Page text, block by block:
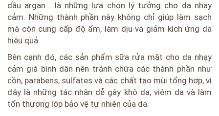
dầu argan… là những lựa chọn lý tưởng cho da nhạy
cảm. Những thành phần này không chỉ giúp làm sạch
mà còn cung cấp độ ẩm, làm dịu và giảm kích ứng da
hiệu quả.
Bên cạnh đó, các sản phẩm sữa rửa mặt cho da nhạy
cảm giá bình dân nên tránh chứa các thành phần như
cồn, parabens, sulfates và các chất tạo mùi tổng hợp, vì
đây là những tác nhân dễ gây khô da, viêm da và làm
tổn thương lớp bảo vệ tự nhiên của da.